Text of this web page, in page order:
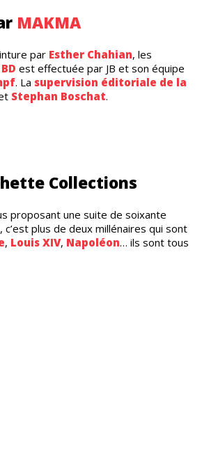
MAKMA
par Esther Chahian, les
est effectuée par JB et son équipe
. La supervision éditoriale de la
Stephan Boschat.
Collections
proposant une suite de soixante
plus de deux millénaires qui sont
, Louis XIV, Napoléon… ils sont tous